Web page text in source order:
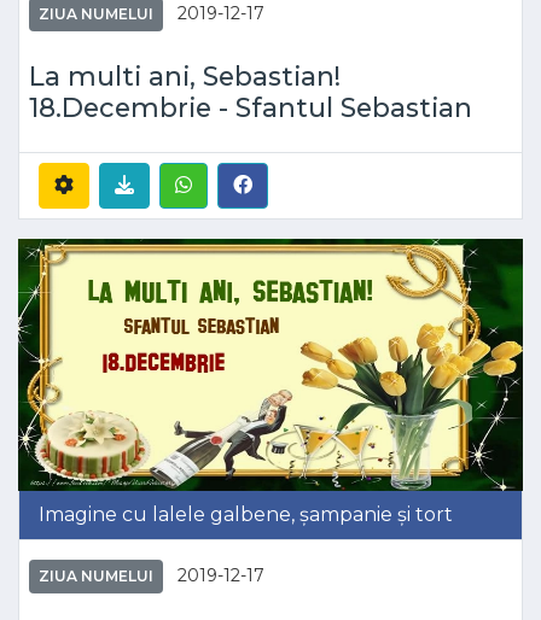
ZIUA NUMELUI 2019-12-17
La multi ani, Sebastian!
18.Decembrie - Sfantul Sebastian
Imagine cu lalele galbene, șampanie și tort
ZIUA NUMELUI 2019-12-17